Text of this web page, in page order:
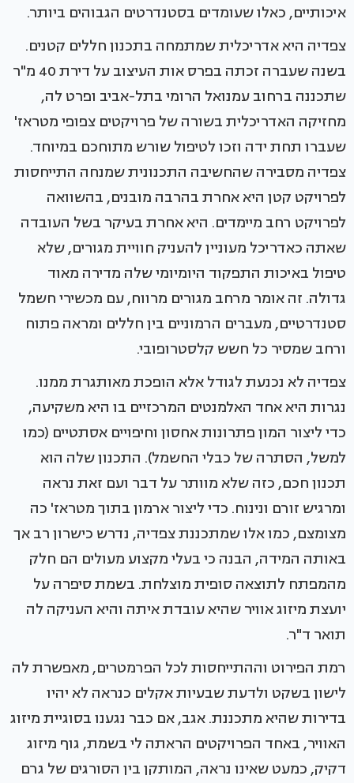
איכותיים, כאלו שעומדים בסטנדרטים הגבוהים ביותר.
צפדיה היא אדריכלית שמתמחה בתכנון חללים קטנים.
בשנה שעברה זכתה בפרס אות העיצוב על דירת 40 מ"ר
שתכננה ברחוב עמנואל הרומי בתל-אביב ופרט לה,
מחזיקה האדריכלית בשורה של פרויקטים צפופי מטראז'
שעברו תחת ידה וזכו לטיפול שורש מתוחכם במיוחד.
צפדיה מסבירה שהחשיבה התכנונית שמנחה התייחסות
לפרויקט קטן היא אחרת בהרבה מובנים, בהשוואה
לפרויקט רחב מיימדים. היא אחרת בעיקר בשל העובדה
שאתה כאדריכל מעוניין להעניק חוויית מגורים, שלא
טיפול באיכות התפקוד היומיומי שלה מדירה מאוד
גדולה. זה אומר מרחב מגורים מרווח, עם מכשירי חשמל
סטנדרטיים, מעברים הרמוניים בין חללים ומראה פתוח
ורחב שמסיר כל חשש קלסטרופובי.
צפדיה לא נכנעת לגודל אלא הופכת מאותגרת ממנו.
נגרות היא אחד האלמנטים המרכזיים בו היא משקיעה,
כדי ליצור המון פתרונות אחסון וחיפויים אסתטיים (כמו
למשל, הסתרה של כבלי החשמל). התכנון שלה הוא
תכנון חכם, כזה שלא מוותר על דבר ועם זאת נראה
ומרגיש זורם ונינוח. כדי ליצור ארמון בתוך מטראז' כה
מצומצם, כמו אלו שמתכננת צפדיה, נדרש כישרון רב אך
באותה המידה, הבנה כי בעלי מקצוע מעולים הם חלק
מהמפתח לתוצאה סופית מוצלחת. בשמת סיפרה על
יועצת מיזוג אוויר שהיא עובדת איתה והיא העניקה לה
תואר ד"ר.
רמת הפירוט וההתייחסות לכל הפרמטרים, מאפשרת לה
לישון בשקט ולדעת שבעיות אקלים כנראה לא יהיו
בדירות שהיא מתכננת. אגב, אם כבר נגענו בסוגיית מיזוג
האוויר, באחד הפרויקטים הראתה לי בשמת, גוף מיזוג
דקיק, כמעט שאינו נראה, המותקן בין הסורגים של גרם